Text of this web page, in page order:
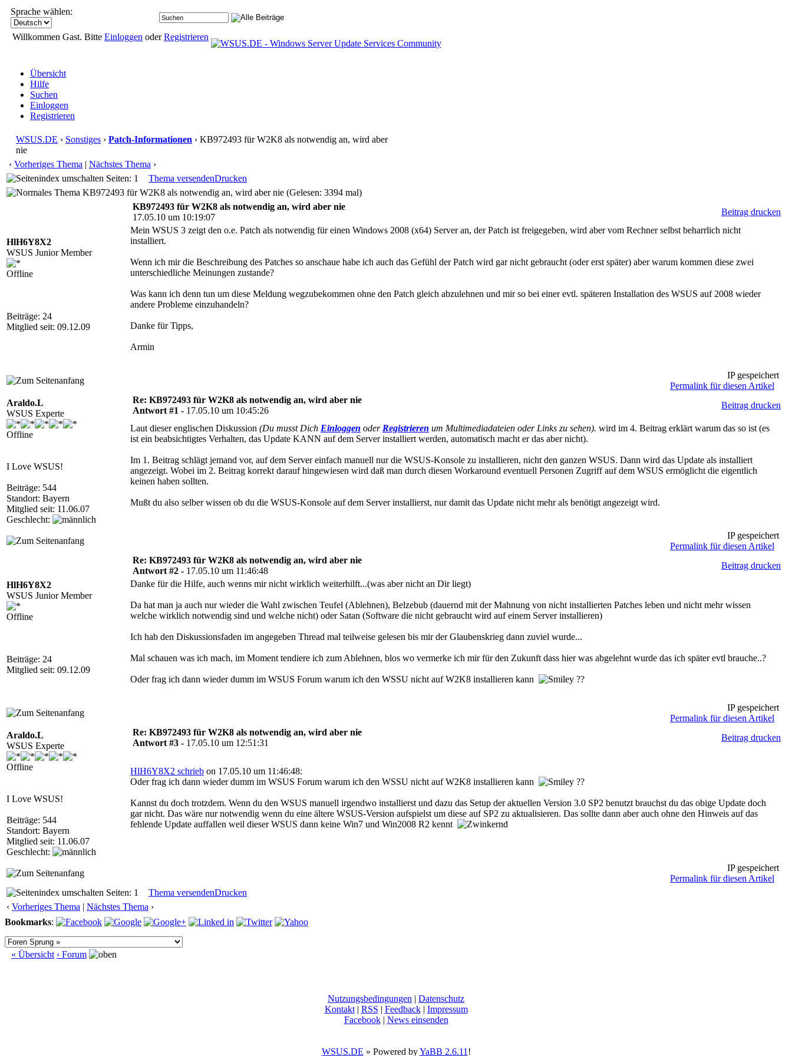
Sprache wählen:
Willkommen Gast. Bitte Einloggen oderRegistrieren
Übersicht
Hilfe
Suchen
Einloggen
Registrieren
WSUS.DE › Sonstiges › Patch-Informationen › KB972493 für W2K8 als notwendig an, wird aber
nie
‹ Vorheriges Thema | Nächstes Thema ›
Seiten: 1
Thema versendenDrucken
KB972493 für W2K8 als notwendig an, wird aber nie (Gelesen: 3394 mal)
HlH6Y8X2
WSUS Junior Member
Offline
Beiträge: 24
Mitglied seit: 09.12.09
KB972493 für W2K8 als notwendig an, wird aber nie
17.05.10 um 10:19:07
Beitrag drucken
Mein WSUS 3 zeigt den o.e. Patch als notwendig für einen Windows 2008 (x64) Server an, der Patch ist freigegeben, wird aber vom Rechner selbst beharrlich nicht
installiert.
Wenn ich mir die Beschreibung des Patches so anschaue habe ich auch das Gefühl der Patch wird gar nicht gebraucht (oder erst später) aber warum kommen diese zwei
unterschiedliche Meinungen zustande?
Was kann ich denn tun um diese Meldung wegzubekommen ohne den Patch gleich abzulehnen und mir so bei einer evtl. späteren Installation des WSUS auf 2008 wieder
andere Probleme einzuhandeln?
Danke für Tipps,
Armin
IP gespeichert
Permalink für diesen Artikel
Araldo.L
WSUS Experte
Offline
I Love WSUS!
Beiträge: 544
Standort: Bayern
Mitglied seit: 11.06.07
Geschlecht:
Re: KB972493 für W2K8 als notwendig an, wird aber nie
Antwort #1 - 17.05.10 um 10:45:26
Beitrag drucken
Laut dieser englischen Diskussion (Du musst Dich Einloggen oder Registrieren um Multimediadateien oder Links zu sehen). wird im 4. Beitrag erklärt warum das so ist (es
ist ein beabsichtigtes Verhalten, das Update KANN auf dem Server installiert werden, automatisch macht er das aber nicht).
Im 1. Beitrag schlägt jemand vor, auf dem Server einfach manuell nur die WSUS-Konsole zu installieren, nicht den ganzen WSUS. Dann wird das Update als installiert
angezeigt. Wobei im 2. Beitrag korrekt darauf hingewiesen wird daß man durch diesen Workaround eventuell Personen Zugriff auf dem WSUS ermöglicht die eigentlich
keinen haben sollten.
Mußt du also selber wissen ob du die WSUS-Konsole auf dem Server installierst, nur damit das Update nicht mehr als benötigt angezeigt wird.
IP gespeichert
Permalink für diesen Artikel
HlH6Y8X2
WSUS Junior Member
Offline
Beiträge: 24
Mitglied seit: 09.12.09
Re: KB972493 für W2K8 als notwendig an, wird aber nie
Antwort #2 - 17.05.10 um 11:46:48
Beitrag drucken
Danke für die Hilfe, auch wenns mir nicht wirklich weiterhilft...(was aber nicht an Dir liegt)
Da hat man ja auch nur wieder die Wahl zwischen Teufel (Ablehnen), Belzebub (dauernd mit der Mahnung von nicht installierten Patches leben und nicht mehr wissen
welche wirklich notwendig sind und welche nicht) oder Satan (Software die nicht gebraucht wird auf einem Server installieren)
Ich hab den Diskussionsfaden im angegeben Thread mal teilweise gelesen bis mir der Glaubenskrieg dann zuviel wurde...
Mal schauen was ich mach, im Moment tendiere ich zum Ablehnen, blos wo vermerke ich mir für den Zukunft dass hier was abgelehnt wurde das ich später evtl brauche..?
Oder frag ich dann wieder dumm im WSUS Forum warum ich den WSSU nicht auf W2K8 installieren kann ??
IP gespeichert
Permalink für diesen Artikel
Araldo.L
WSUS Experte
Offline
I Love WSUS!
Beiträge: 544
Standort: Bayern
Mitglied seit: 11.06.07
Geschlecht:
Re: KB972493 für W2K8 als notwendig an, wird aber nie
Antwort #3 - 17.05.10 um 12:51:31
Beitrag drucken
HlH6Y8X2 schrieb on 17.05.10 um 11:46:48:
Oder frag ich dann wieder dumm im WSUS Forum warum ich den WSSU nicht auf W2K8 installieren kann
??
Kannst du doch trotzdem. Wenn du den WSUS manuell irgendwo installierst und dazu das Setup der aktuellen Version 3.0 SP2 benutzt brauchst du das obige Update doch
gar nicht. Das wäre nur notwendig wenn du eine ältere WSUS-Version aufspielst um diese auf SP2 zu aktualisieren. Das sollte dann aber auch ohne den Hinweis auf das
fehlende Update auffallen weil dieser WSUS dann keine Win7 und Win2008 R2 kennt
IP gespeichert
Permalink für diesen Artikel
Seiten: 1
Thema versendenDrucken
‹ Vorheriges Thema | Nächstes Thema ›
Bookmarks:
« Übersicht ‹ Forum
Nutzungsbedingungen | Datenschutz
Kontakt| RSS | Feedback| Impressum
Facebook| News einsenden
WSUS.DE » Powered byYaBB 2.6.11 !